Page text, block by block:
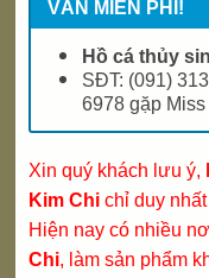
VẤN MIẾN PHÍ!
Hồ cá thủy
SĐT: (091)
6978 gặp Miss
Xin quý khách lưu ý,
Kim Chichỉ duy nhất
Hiện nay có nhiều
Chi, làm sản phẩm